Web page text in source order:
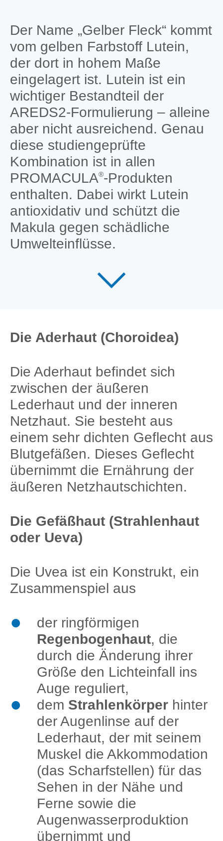
Der Name „Gelber Fleck“ kommt
vom gelben Farbstoff Lutein,
der dort in hohem Maße
eingelagert ist. Lutein ist ein
wichtiger Bestandteil der
AREDS2-Formulierung – alleine
aber nicht ausreichend. Genau
diese studiengeprüfte
Kombination ist in allen
PROMACULA®-Produkten
enthalten. Dabei wirkt Lutein
antioxidativ und schützt die
Makula gegen schädliche
Umwelteinflüsse.
Die Aderhaut (Choroidea)
Die Aderhaut befindet sich
zwischen der äußeren
Lederhaut und der inneren
Netzhaut. Sie besteht aus
einem sehr dichten Geflecht aus
Blutgefäßen. Dieses Geflecht
übernimmt die Ernährung der
äußeren Netzhautschichten.
Die Gefäßhaut (Strahlenhaut
oder Ueva)
Die Uvea ist ein Konstrukt, ein
Zusammenspiel aus
der ringförmigen
Regenbogenhaut, die
durch die Änderung ihrer
Größe den Lichteinfall ins
Auge reguliert,
dem Strahlenkörperhinter
der Augenlinse auf der
Lederhaut, der mit seinem
Muskel die Akkommodation
(das Scharfstellen) für das
Sehen in der Nähe und
Ferne sowie die
Augenwasserproduktion
übernimmt und